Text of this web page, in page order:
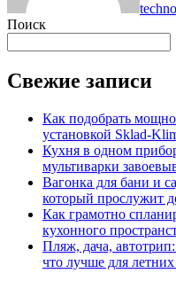
techno
Поиск
Свежие записи
Как подобрать
установкой Sklad-
Кухня в одном
мультиварки
Вагонка для бани и
который прослужит
Как грамотно
кухонного
Пляж, дача,
что лучше для